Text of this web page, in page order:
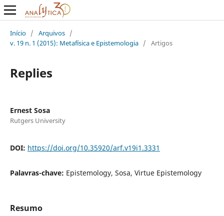
Início / Arquivos /
v. 19 n. 1 (2015): Metafísica e Epistemologia / Artigos
Replies
Ernest Sosa
Rutgers University
DOI: https://doi.org/10.35920/arf.v19i1.3331
Palavras-chave: Epistemology, Sosa, Virtue Epistemology
Resumo